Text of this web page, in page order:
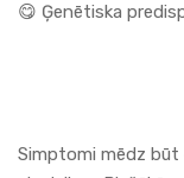
😋 Ģenētiska
Simptomi mēdz būt